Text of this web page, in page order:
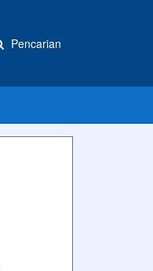
Pencarian